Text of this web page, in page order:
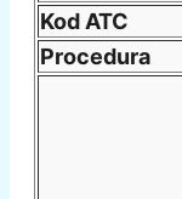
Kod ATC
Procedura